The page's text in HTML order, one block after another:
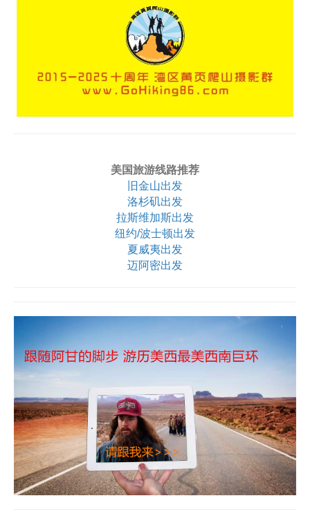
美国旅游线路推荐
旧金山出发
洛杉矶出发
拉斯维加斯出发
纽约/波士顿出发
夏威夷出发
迈阿密出发